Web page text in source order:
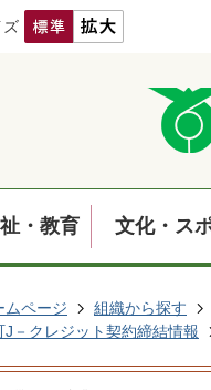
ズ
・教育 文化・ス
ムページ 組織から探す
－クレジット契約締結情報